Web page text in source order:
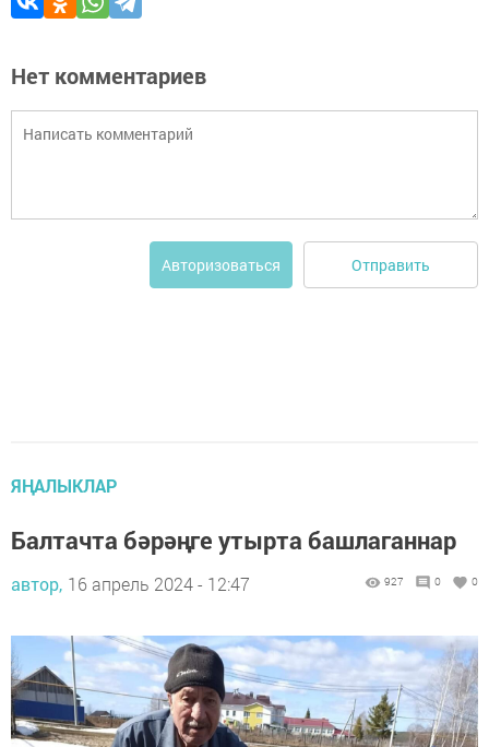
Нет комментариев
Авторизоваться Отправить
ЯҢАЛЫКЛАР
Балтачта бәрәңге утырта башлаганнар
автор, 16 апрель 2024 - 12:47 927 0 0